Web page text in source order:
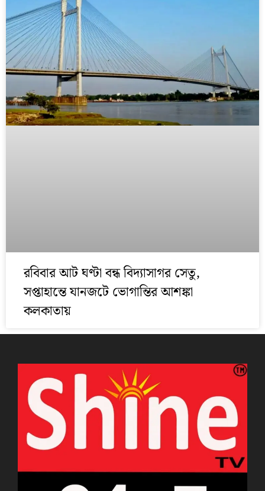
রবিবার আট ঘণ্টা বন্ধ বিদ্যাসাগর সেতু,
সপ্তাহান্তে যানজটে ভোগান্তির আশঙ্কা
কলকাতায়